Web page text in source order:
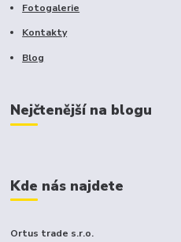
Fotogalerie
Kontakty
Blog
Nejčtenější na blogu
Kde nás najdete
Ortus trade s.r.o.